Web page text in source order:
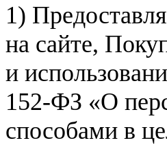
1)
на сайте,
и
152-ФЗ «О
способами в